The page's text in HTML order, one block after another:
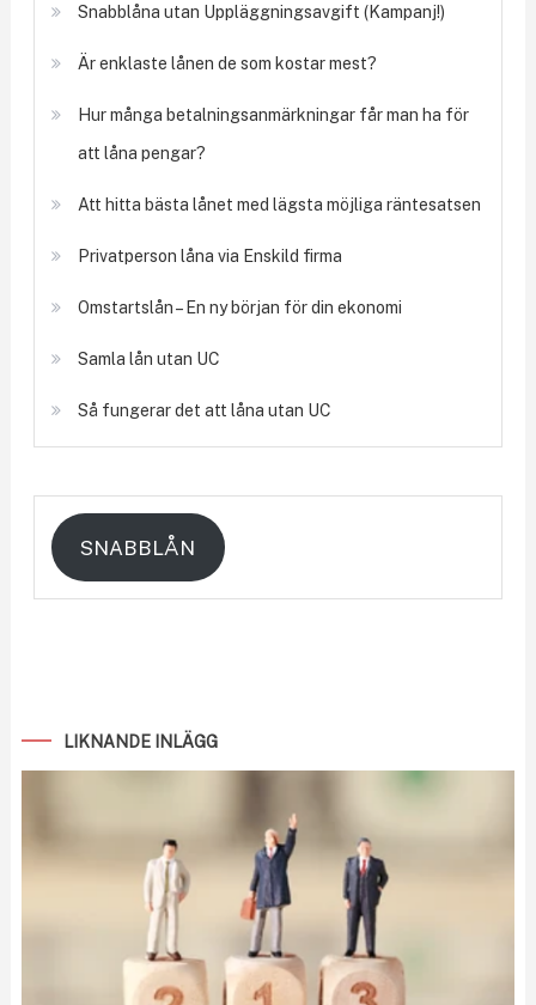
Snabblåna utan Uppläggningsavgift (Kampanj!)
Är enklaste lånen de som kostar mest?
Hur många betalningsanmärkningar får man ha för
att låna pengar?
Att hitta bästa lånet med lägsta möjliga räntesatsen
Privatperson låna via Enskild firma
Omstartslån – En ny början för din ekonomi
Samla lån utan UC
Så fungerar det att låna utan UC
SNABBLÅN
LIKNANDE INLÄGG